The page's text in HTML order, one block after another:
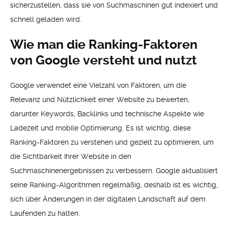
sicherzustellen, dass sie von Suchmaschinen gut indexiert und
schnell geladen wird.
Wie man die Ranking-Faktoren
von Google versteht und nutzt
Google verwendet eine Vielzahl von Faktoren, um die
Relevanz und Nützlichkeit einer Website zu bewerten,
darunter Keywords, Backlinks und technische Aspekte wie
Ladezeit und mobile Optimierung. Es ist wichtig, diese
Ranking-Faktoren zu verstehen und gezielt zu optimieren, um
die Sichtbarkeit Ihrer Website in den
Suchmaschinenergebnissen zu verbessern. Google aktualisiert
seine Ranking-Algorithmen regelmäßig, deshalb ist es wichtig,
sich über Änderungen in der digitalen Landschaft auf dem
Laufenden zu halten.